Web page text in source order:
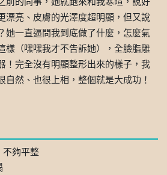
前的同事，她就跑來和我寒暄，說好
漂亮、皮膚的光澤度超明顯，但又說
她一直逼問我到底做了什麼，怎麼氣
樣（嘿嘿我才不告訴她），全臉脂雕
！完全沒有明顯整形出來的樣子，我
自然、也很上相，整個就是大成功！
不夠平整